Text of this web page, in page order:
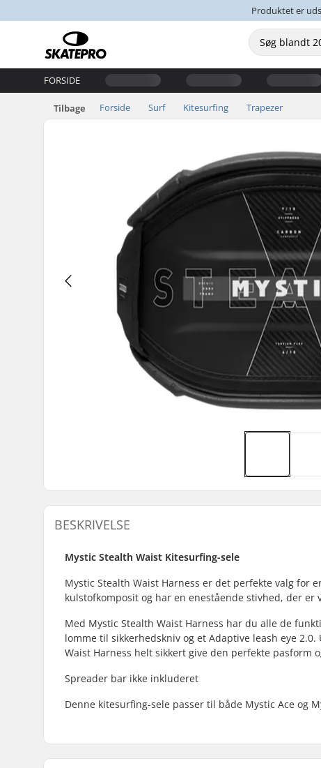
Produktet er
FORSIDE
Tilbage Forside Surf Kitesurfing Trapezer
BESKRIVELSE
Mystic Stealth Waist Kitesurfing-sele
Mystic Stealth Waist Harness er det perfekte valg for
kulstofkomposit og har en enestående stivhed, der
Med Mystic Stealth Waist Harness har du alle de
lomme til sikkerhedskniv og et Adaptive leash eye
Waist Harness helt sikkert give den perfekte pasform
Spreader bar ikke inkluderet
Denne kitesurfing-sele passer til både Mystic Ace og